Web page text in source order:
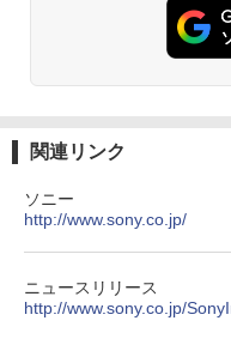
関連リンク
ソニー
http://www.sony.co.jp/
ニュースリリース
http://www.sony.co.jp/